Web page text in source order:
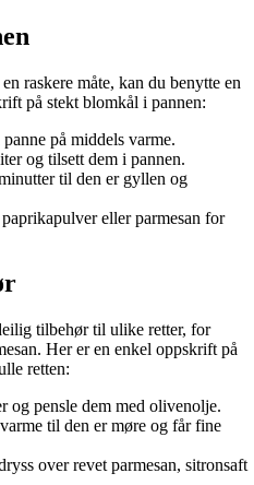
raskere måte, kan du benytte en
på stekt blomkål i pannen:
på middels varme.
og tilsett dem i pannen.
til den er gyllen og
eller parmesan for
tilbehør til ulike retter, for
Her er en enkel oppskrift på
retten:
og pensle dem med olivenolje.
til den er møre og får fine
over revet parmesan, sitronsaft